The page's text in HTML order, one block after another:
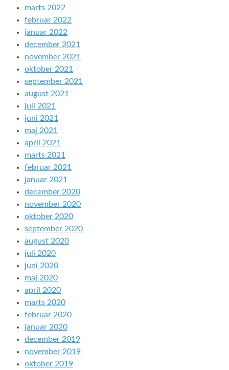
marts 2022
februar 2022
januar 2022
december 2021
november 2021
oktober 2021
september 2021
august 2021
juli 2021
juni 2021
maj 2021
april 2021
marts 2021
februar 2021
januar 2021
december 2020
november 2020
oktober 2020
september 2020
august 2020
juli 2020
juni 2020
maj 2020
april 2020
marts 2020
februar 2020
januar 2020
december 2019
november 2019
oktober 2019